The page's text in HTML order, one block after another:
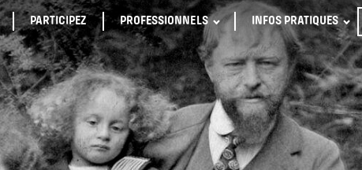
PARTICIPEZ PROFESSIONNELS INFOS PRATIQUES